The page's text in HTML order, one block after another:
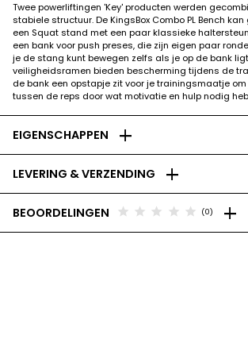
Twee powerliftingen 'Key' producten werden
stabiele structuur. De KingsBox Combo PL Bench
een Squat stand met een paar klassieke
een bank voor push preses, die zijn eigen paar
je de stang kunt bewegen zelfs als je op de bank
veiligheidsramen bieden bescherming tijdens de
de bank een opstapje zit voor je trainingsmaatje
tussen de reps door wat motivatie en hulp nodig
EIGENSCHAPPEN add
LEVERING & VERZENDING add
BEOORDELINGEN star star star star star (0) add